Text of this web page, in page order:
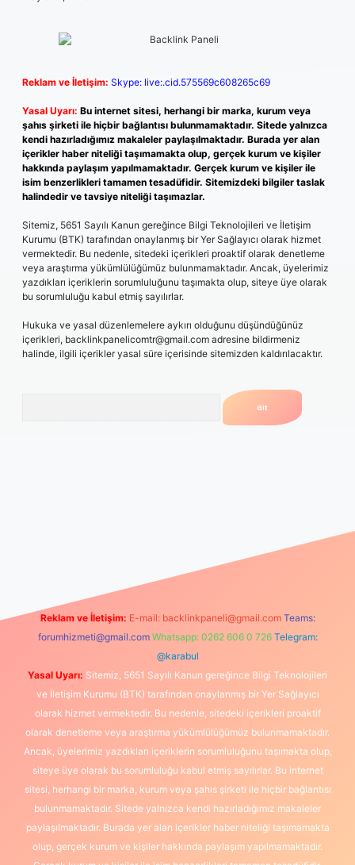
Reklam ve İletişim: Skype: live:.cid.575569c608265c69
Yasal Uyarı: Bu internet sitesi, herhangi bir marka, kurum veya
şahıs şirketi ile hiçbir bağlantısı bulunmamaktadır. Sitede yalnızca
kendi hazırladığımız makaleler paylaşılmaktadır. Burada yer alan
içerikler haber niteliği taşımamakta olup, gerçek kurum ve kişiler
hakkında paylaşım yapılmamaktadır. Gerçek kurum ve kişiler ile
isim benzerlikleri tamamen tesadüfidir. Sitemizdeki bilgiler taslak
halindedir ve tavsiye niteliği taşımazlar.
Sitemiz, 5651 Sayılı Kanun gereğince Bilgi Teknolojileri ve İletişim
Kurumu (BTK) tarafından onaylanmış bir Yer Sağlayıcı olarak hizmet
vermektedir. Bu nedenle, sitedeki içerikleri proaktif olarak denetleme
veya araştırma yükümlülüğümüz bulunmamaktadır. Ancak, üyelerimiz
yazdıkları içeriklerin sorumluluğunu taşımakta olup, siteye üye olarak
bu sorumluluğu kabul etmiş sayılırlar.
Hukuka ve yasal düzenlemelere aykırı olduğunu düşündüğünüz
içerikleri, backlinkpanelicomtr@gmail.com adresine bildirmeniz
halinde, ilgili içerikler yasal süre içerisinde sitemizden kaldırılacaktır.
Reklam ve İletişim: E-mail: backlinkpaneli@gmail.com Teams:
forumhizmeti@gmail.com Whatsapp: 0262 606 0 726 Telegram:
@karabul
Yasal Uyarı: Sitemiz, 5651 Sayılı Kanun gereğince Bilgi Teknolojileri
ve İletişim Kurumu (BTK) tarafından onaylanmış bir Yer Sağlayıcı
olarak hizmet vermektedir. Bu nedenle, sitedeki içerikleri proaktif
olarak denetleme veya araştırma yükümlülüğümüz bulunmamaktadır.
Ancak, üyelerimiz yazdıkları içeriklerin sorumluluğunu taşımakta olup,
siteye üye olarak bu sorumluluğu kabul etmiş sayılırlar. Bu internet
sitesi, herhangi bir marka, kurum veya şahıs şirketi ile hiçbir bağlantısı
bulunmamaktadır. Sitede yalnızca kendi hazırladığımız makaleler
paylaşılmaktadır. Burada yer alan içerikler haber niteliği taşımamakta
olup, gerçek kurum ve kişiler hakkında paylaşım yapılmamaktadır.